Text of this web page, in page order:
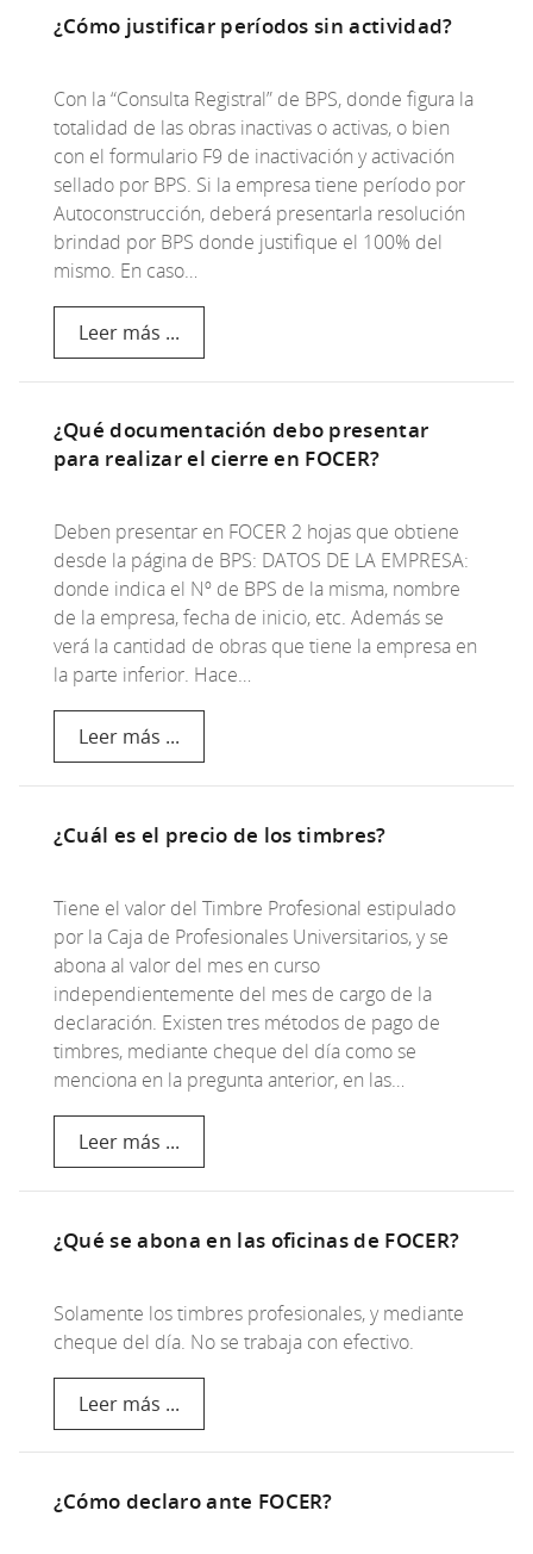
¿Cómo justificar períodos sin actividad?
Con la “Consulta Registral” de BPS, donde figura la
totalidad de las obras inactivas o activas, o bien
con el formulario F9 de inactivación y activación
sellado por BPS. Si la empresa tiene período por
Autoconstrucción, deberá presentarla resolución
brindad por BPS donde justifique el 100% del
mismo. En caso…
Leer más ...
¿Qué documentación debo presentar
para realizar el cierre en FOCER?
Deben presentar en FOCER 2 hojas que obtiene
desde la página de BPS: DATOS DE LA EMPRESA:
donde indica el Nº de BPS de la misma, nombre
de la empresa, fecha de inicio, etc. Además se
verá la cantidad de obras que tiene la empresa en
la parte inferior. Hace…
Leer más ...
¿Cuál es el precio de los timbres?
Tiene el valor del Timbre Profesional estipulado
por la Caja de Profesionales Universitarios, y se
abona al valor del mes en curso
independientemente del mes de cargo de la
declaración. Existen tres métodos de pago de
timbres, mediante cheque del día como se
menciona en la pregunta anterior, en las…
Leer más ...
¿Qué se abona en las oficinas de FOCER?
Solamente los timbres profesionales, y mediante
cheque del día. No se trabaja con efectivo.
Leer más ...
¿Cómo declaro ante FOCER?